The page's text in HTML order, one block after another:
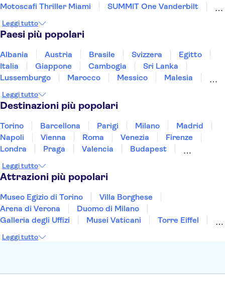
Motoscafi Thriller Miami
SUMMIT One Vanderbilt
Intrepid Museum
Memoriale e museo dell'11 settembre
Museo Americano di Storia Naturale
Museum of Modern Art (MoMA)
Empire State Building
One World Observatory
Leggi tutto
Paesi più popolari
Albania Austria Brasile Svizzera
Egitto
Italia
Giappone Cambogia
Sri Lanka
Lussemburgo
Marocco Messico
Malesia
Tunisia
Turchia Vietnam
Leggi tutto
Destinazioni più popolari
Torino Barcellona Parigi Milano
Madrid
Napoli
Vienna Roma Venezia
Firenze
Londra
Praga Valencia
Budapest
Palermo
Leggi tutto
Attrazioni più popolari
Museo Egizio di Torino
Villa Borghese
Arena di Verona
Duomo di Milano
Galleria degli Uffizi
Musei Vaticani
Torre Eiffel
Reggia di Caserta
Leggi tutto